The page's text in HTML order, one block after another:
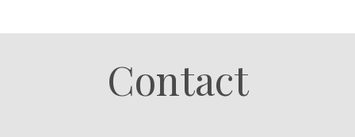
Contact